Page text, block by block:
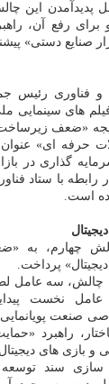
پدیدآمدن این
رفع آن،
صنایع دستی»
و فناوری رئیس
های سینمایی
«ضعف
حرفه ای»
گذاری در
رابطه با ستاد
است.
چهارم، به
پرداخت.
چالش، سه عامل
عامل نخست
صنعت
راهبرد
و بازی های
سازی ﺳﻨﺪ